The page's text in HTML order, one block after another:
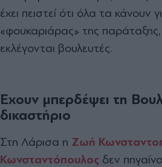
έχει πειστεί ότι όλα τα κάνουν
«φουκαριάρας» της παράταξης,
εκλέγονται βουλευτές.
Έχουν μπερδέψει τη
δικαστήριο
Στη Λάρισα η Ζωή
Κωνσταντόπουλος δεν